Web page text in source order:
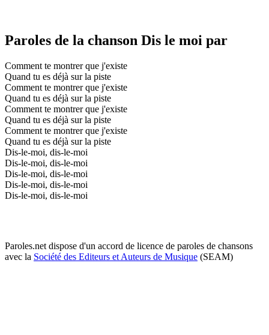
Paroles de la chanson Dis le moi par
Comment te montrer que j'existe
Quand tu es déjà sur la piste
Comment te montrer que j'existe
Quand tu es déjà sur la piste
Comment te montrer que j'existe
Quand tu es déjà sur la piste
Comment te montrer que j'existe
Quand tu es déjà sur la piste
Dis-le-moi, dis-le-moi
Dis-le-moi, dis-le-moi
Dis-le-moi, dis-le-moi
Dis-le-moi, dis-le-moi
Dis-le-moi, dis-le-moi
Paroles.net dispose d'un accord de licence de paroles de chansons
avec la Société des Editeurs et Auteurs de Musique (SEAM)